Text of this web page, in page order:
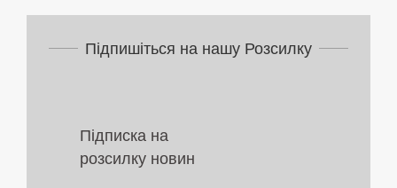
Підпишіться на нашу Розсилку
Підписка на
розсилку новин